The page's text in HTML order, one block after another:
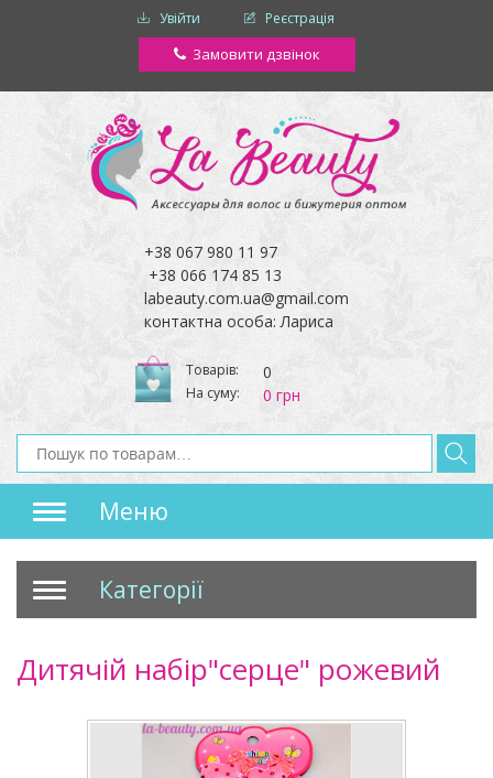
Увійти Реєстрація
Замовити дзвінок
+38 067 980 11 97
+38 066 174 85 13
labeauty.com.ua@gmail.com
контактна особа: Лариса
Товарів: 0
На суму: 0 грн
Меню
Категорії
Дитячій набір"серце" рожевий